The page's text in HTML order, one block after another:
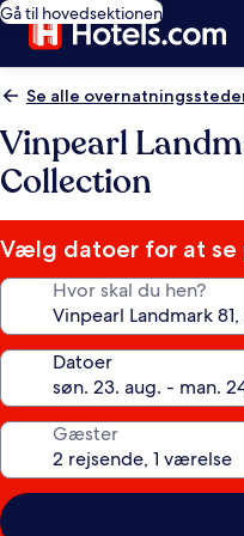
Gå til hovedsektionen
Se alle
Vinpearl
Collection
Vælg datoer for at se
Hvor skal du hen?
Datoer
Gæster